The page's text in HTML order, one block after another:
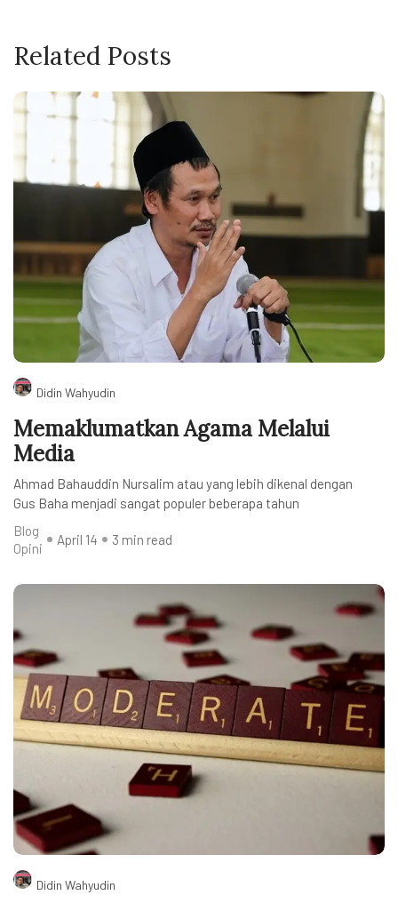
Related Posts
Didin Wahyudin
Memaklumatkan Agama Melalui
Media
Ahmad Bahauddin Nursalim atau yang lebih dikenal dengan
Gus Baha menjadi sangat populer beberapa tahun
Blog
Opini
April 14 3 min read
Didin Wahyudin